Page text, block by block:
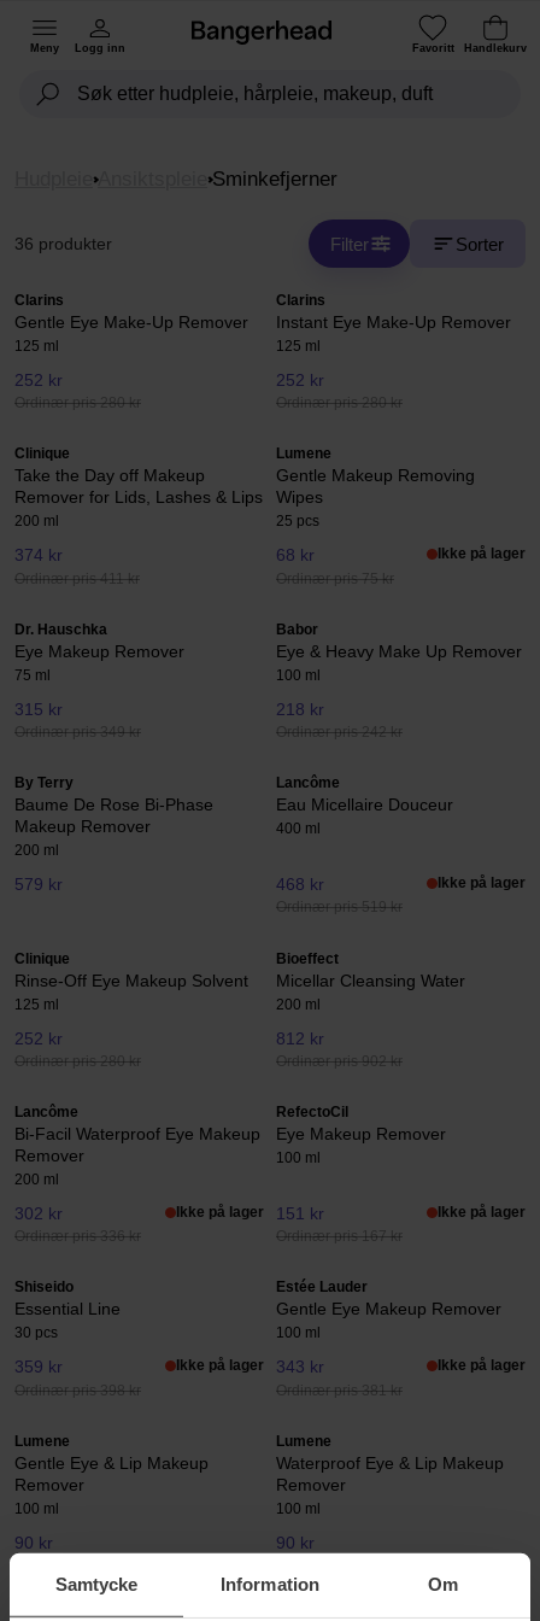
Samtycke Information Om
Meny Logg inn Favoritt Handlekurv
Ansiktspleie Sminkefjerner
36 produkter Filter Sorter
Clarins
Gentle Eye Make-Up Remover
125 ml
252 kr
Ordinær pris 280 kr
Clarins
Instant Eye Make-Up Remover
125 ml
252 kr
Ordinær pris 280 kr
Clinique
Take the Day off Makeup
Remover for Lids, Lashes & Lips
200 ml
374 kr
Ordinær pris 411 kr
Lumene
Gentle Makeup Removing
Wipes
25 pcs
68 kr
Ordinær pris 75 kr
Ikke på lager
Dr. Hauschka
Eye Makeup Remover
75 ml
315 kr
Ordinær pris 349 kr
Babor
Eye & Heavy Make Up Remover
100 ml
218 kr
Ordinær pris 242 kr
By Terry
Baume De Rose Bi-Phase
Makeup Remover
200 ml
579 kr
Lancôme
Eau Micellaire Douceur
400 ml
468 kr
Ordinær pris 519 kr
Ikke på lager
Clinique
Rinse-Off Eye Makeup Solvent
125 ml
252 kr
Ordinær pris 280 kr
Bioeffect
Micellar Cleansing Water
200 ml
812 kr
Ordinær pris 902 kr
Lancôme
Bi-Facil Waterproof Eye Makeup
Remover
200 ml
302 kr
Ordinær pris 336 kr
Ikke på lager
RefectoCil
Eye Makeup Remover
100 ml
151 kr
Ordinær pris 167 kr
Ikke på lager
Shiseido
Essential Line
30 pcs
359 kr
Ordinær pris 398 kr
Ikke på lager
Estée Lauder
Gentle Eye Makeup Remover
100 ml
343 kr
Ordinær pris 381 kr
Ikke på lager
Lumene
Gentle Eye & Lip Makeup
Remover
100 ml
90 kr
Lumene
Waterproof Eye & Lip Makeup
Remover
100 ml
90 kr
Maria Åkerberg Origins